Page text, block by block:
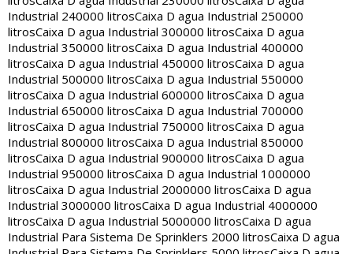
Industrial 240000 litrosCaixa D agua Industrial 250000
litrosCaixa D agua Industrial 300000 litrosCaixa D agua
Industrial 350000 litrosCaixa D agua Industrial 400000
litrosCaixa D agua Industrial 450000 litrosCaixa D agua
Industrial 500000 litrosCaixa D agua Industrial 550000
litrosCaixa D agua Industrial 600000 litrosCaixa D agua
Industrial 650000 litrosCaixa D agua Industrial 700000
litrosCaixa D agua Industrial 750000 litrosCaixa D agua
Industrial 800000 litrosCaixa D agua Industrial 850000
litrosCaixa D agua Industrial 900000 litrosCaixa D agua
Industrial 950000 litrosCaixa D agua Industrial 1000000
litrosCaixa D agua Industrial 2000000 litrosCaixa D agua
Industrial 3000000 litrosCaixa D agua Industrial 4000000
litrosCaixa D agua Industrial 5000000 litrosCaixa D agua
Industrial Para Sistema De Sprinklers 2000 litrosCaixa D agua